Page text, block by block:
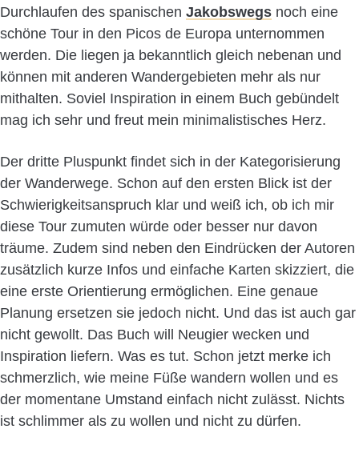
Durchlaufen des spanischen Jakobswegs noch eine
schöne Tour in den Picos de Europa unternommen
werden. Die liegen ja bekanntlich gleich nebenan und
können mit anderen Wandergebieten mehr als nur
mithalten. Soviel Inspiration in einem Buch gebündelt
mag ich sehr und freut mein minimalistisches Herz.
Der dritte Pluspunkt findet sich in der Kategorisierung
der Wanderwege. Schon auf den ersten Blick ist der
Schwierigkeitsanspruch klar und weiß ich, ob ich mir
diese Tour zumuten würde oder besser nur davon
träume. Zudem sind neben den Eindrücken der Autoren
zusätzlich kurze Infos und einfache Karten skizziert, die
eine erste Orientierung ermöglichen. Eine genaue
Planung ersetzen sie jedoch nicht. Und das ist auch gar
nicht gewollt. Das Buch will Neugier wecken und
Inspiration liefern. Was es tut. Schon jetzt merke ich
schmerzlich, wie meine Füße wandern wollen und es
der momentane Umstand einfach nicht zulässt. Nichts
ist schlimmer als zu wollen und nicht zu dürfen.